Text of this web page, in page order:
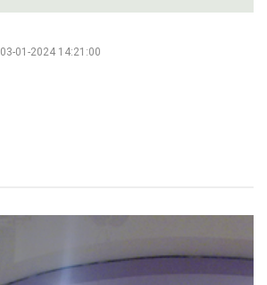
03-01-2024 14:21:00